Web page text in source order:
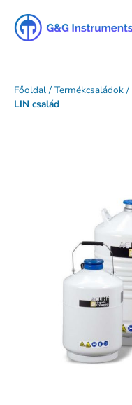
Főoldal / Termékcsaládok /
LIN család